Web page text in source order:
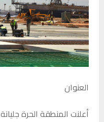
العنوان
أعلنت المنطقة الحرة جليانة